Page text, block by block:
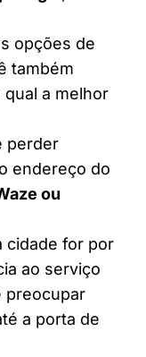
opções de
também
a melhor
perder
endereço do
ou
cidade for por
ao serviço
preocupar
a porta de